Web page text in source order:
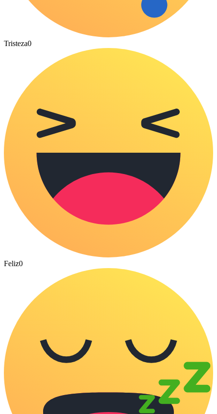
Tristeza0
Feliz0